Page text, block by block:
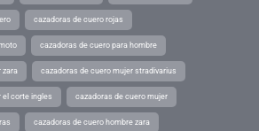
cazadoras de cuero rojas
cazadoras de cuero para hombre
zara cazadoras de cuero mujer stradivarius
el corte ingles cazadoras de cuero mujer
cazadoras de cuero hombre zara